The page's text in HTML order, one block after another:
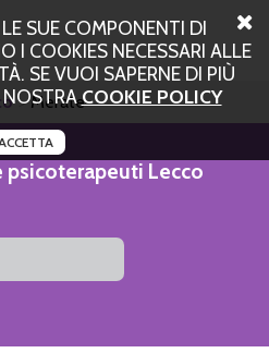
SUE COMPONENTI DI
I COOKIES NECESSARI ALLE
SE VUOI SAPERNE DI PIÙ
NOSTRACOOKIE POLICY
Merate
psicoterapeuti Lecco